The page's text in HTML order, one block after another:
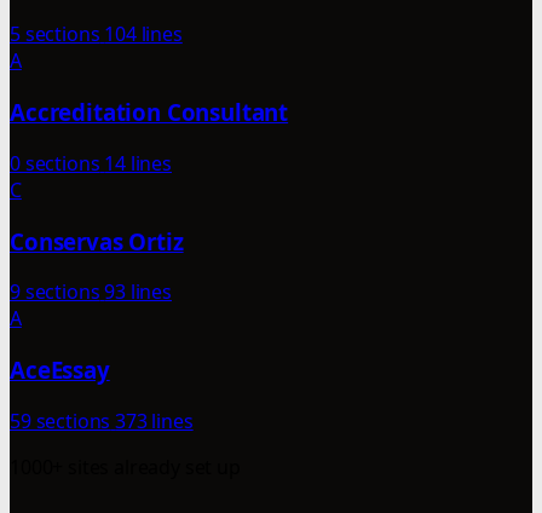
5 sections 104 lines
A
Accreditation Consultant
0 sections 14 lines
C
Conservas Ortiz
9 sections93 lines
A
AceEssay
59 sections 373 lines